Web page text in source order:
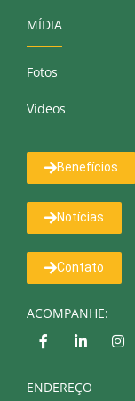
MÍDIA
Fotos
Vídeos
Benefícios
Notícias
Contato
ACOMPANHE:
ENDEREÇO